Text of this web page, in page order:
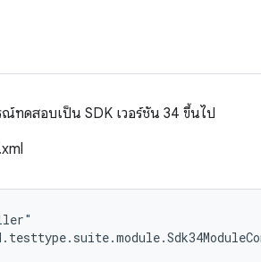
ทดสอบเป็น SDK เวอร์ชัน 34 ขึ้นไป